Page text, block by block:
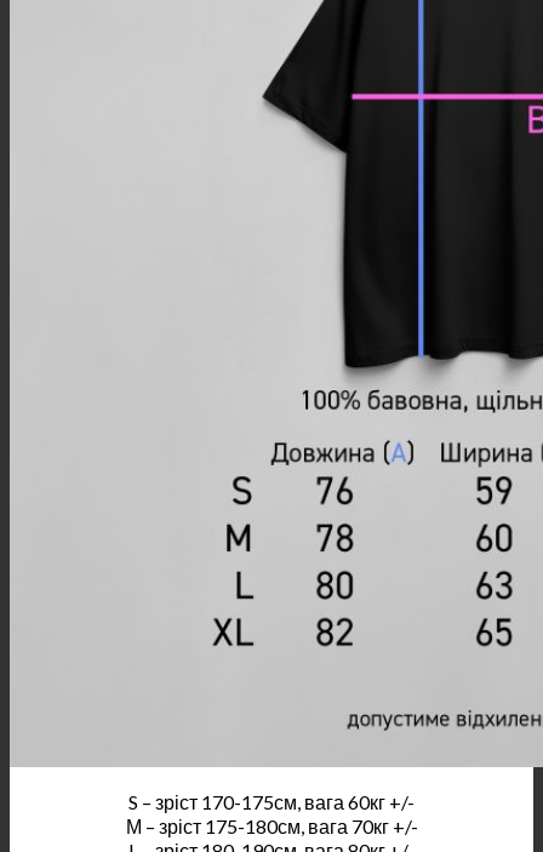
S – зріст 170-175см, вага 60кг +/-
М – зріст 175-180см, вага 70кг +/-